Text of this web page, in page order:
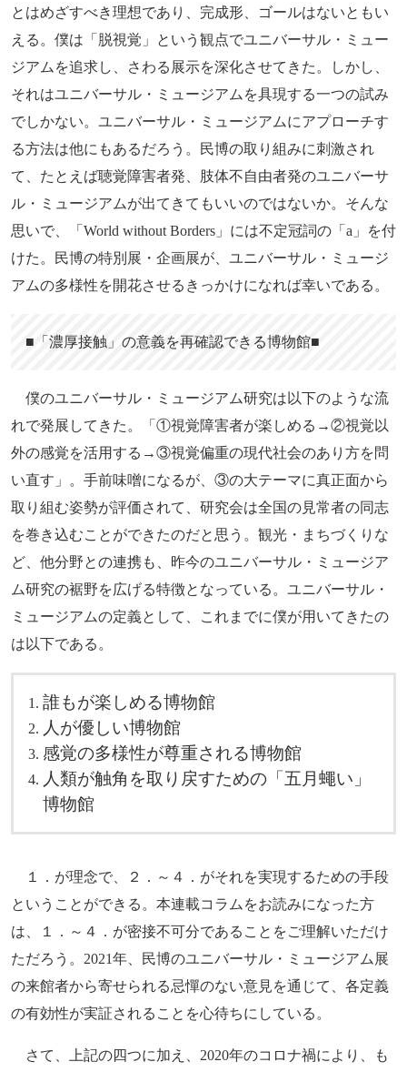
とはめざすべき理想であり、完成形、ゴールはないともい
える。僕は「脱視覚」という観点でユニバーサル・ミュー
ジアムを追求し、さわる展示を深化させてきた。しかし、
それはユニバーサル・ミュージアムを具現する一つの試み
でしかない。ユニバーサル・ミュージアムにアプローチす
る方法は他にもあるだろう。民博の取り組みに刺激され
て、たとえば聴覚障害者発、肢体不自由者発のユニバーサ
ル・ミュージアムが出てきてもいいのではないか。そんな
思いで、「World without Borders」には不定冠詞の「a」を付
けた。民博の特別展・企画展が、ユニバーサル・ミュージ
アムの多様性を開花させるきっかけになれば幸いである。
■「濃厚接触」の意義を再確認できる博物館■
僕のユニバーサル・ミュージアム研究は以下のような流
れで発展してきた。「①視覚障害者が楽しめる→②視覚以
外の感覚を活用する→③視覚偏重の現代社会のあり方を問
い直す」。手前味噌になるが、③の大テーマに真正面から
取り組む姿勢が評価されて、研究会は全国の見常者の同志
を巻き込むことができたのだと思う。観光・まちづくりな
ど、他分野との連携も、昨今のユニバーサル・ミュージア
ム研究の裾野を広げる特徴となっている。ユニバーサル・
ミュージアムの定義として、これまでに僕が用いてきたの
は以下である。
誰もが楽しめる博物館
人が優しい博物館
感覚の多様性が尊重される博物館
人類が触角を取り戻すための「五月蠅い」
博物館
１．が理念で、２．～４．がそれを実現するための手段
ということができる。本連載コラムをお読みになった方
は、１．～４．が密接不可分であることをご理解いただけ
ただろう。2021年、民博のユニバーサル・ミュージアム展
の来館者から寄せられる忌憚のない意見を通じて、各定義
の有効性が実証されることを心待ちにしている。
さて、上記の四つに加え、2020年のコロナ禍により、も